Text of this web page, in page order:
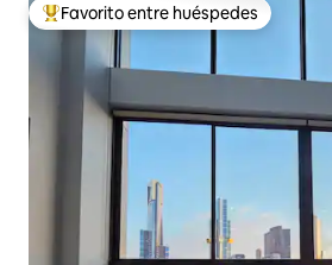
Favorito entre huéspedes preferido
Favorito entre huéspedes